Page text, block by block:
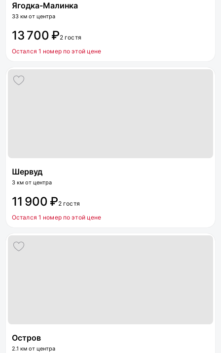
Ягодка-Малинка
33 км от центра
13 700 ₽2 гостя
Остался 1 номер по этой цене
Шервуд
3 км от центра
11 900 ₽2 гостя
Остался 1 номер по этой цене
Остров
2.1 км от центра